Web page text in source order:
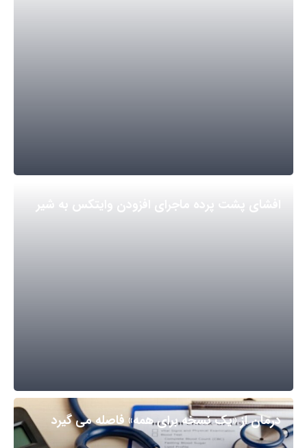
افشای پشت پرده ماجرای افزودن وایتکس به شیر
درمان از «یک نسخه برای همه» فاصله می گیرد